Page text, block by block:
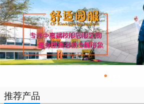
推荐产品